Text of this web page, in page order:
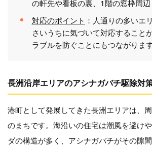
の軒先や看板の裏、1階の窓枠周辺
対応のポイント ：人通りの多いエ
さいうちに気づいて対応すること
ラブルを防ぐことにもつながります
長洲沿岸エリアのアシナガバチ駆除対
港町として発展してきた長洲エリアは、
のまちです。海沿いの住宅は潮風を避け
ダの構造が多く、アシナガバチがその隙